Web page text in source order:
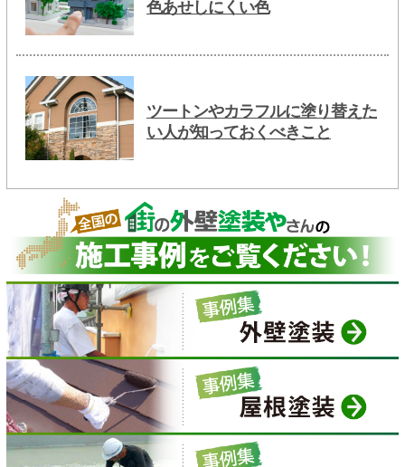
色あせしにくい色
ツートンやカラフルに塗り替えた
い人が知っておくべきこと